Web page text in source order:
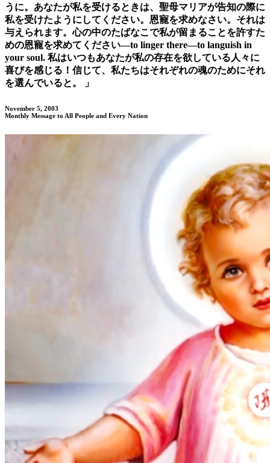
うに。あなたが私を受けるときは、聖母マリアが告知の際に
私を受けたようにしてください。恩寵を求めなさい。それは
与えられます。心の中のたばなこで私が留まることを許すた
めの恩寵を求めてください—to linger there—to languish in
your soul. 私はいつもあなたが私の存在を欲している人々に
喜びを感じる！信じて、私たちはそれぞれの魂のためにそれ
を選んでいると。 」
November 5, 2003
Monthly Message to All People and Every Nation